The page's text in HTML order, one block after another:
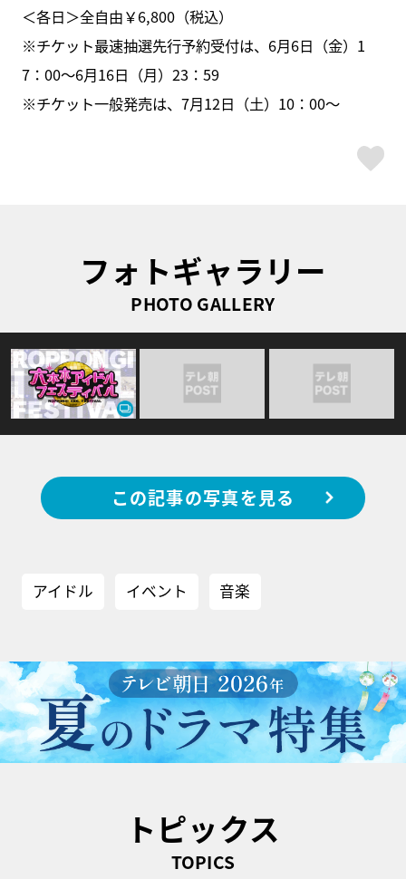
＜各日＞全自由￥6,800（税込）
※チケット最速抽選先行予約受付は、6月6日（金）1
7：00～6月16日（月）23：59
※チケット一般発売は、7月12日（土）10：00～
フォトギャラリー
PHOTO GALLERY
この記事の写真を見る
アイドル イベント 音楽
トピックス
TOPICS